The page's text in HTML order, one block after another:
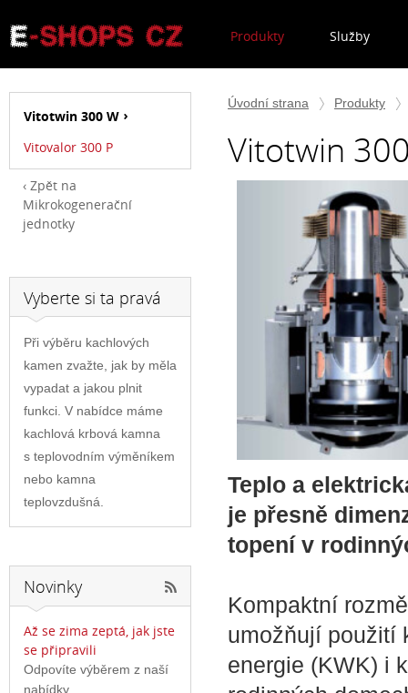
Produkty Služby
Úvodní strana Produkty
Vitotwin
Teplo a
je přesně
topení v
Kompaktní
umožňují použití
energie (KWK) i
Vitotwin 300 W
Vitovalor 300 P
Zpět na
Mikrokogenerační
jednotky
Vyberte si ta pravá
Při výběru kachlových
kamen zvažte, jak by měla
vypadat a jakou plnit
funkci. V nabídce máme
kachlová krbová kamna
s teplovodním výměníkem
nebo kamna
teplovzdušná.
Novinky
Až se zima zeptá, jak jste
se připravili
Odpovíte výběrem z naší
nabídky